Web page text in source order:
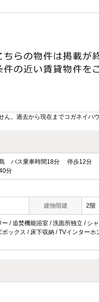
。過去から現在までコガネイハ
バス乗車時間18分 停歩12分
分
建物階建 2階
/ 追焚機能浴室 / 洗面所独立 / シ
ックス / 床下収納 / TVインター